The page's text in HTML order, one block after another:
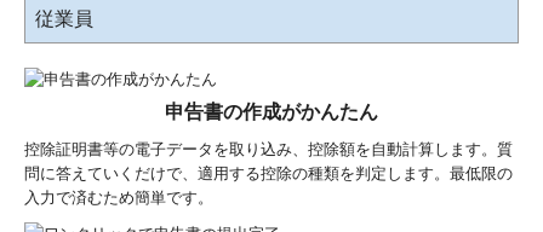
従業員
申告書の作成がかんたん
控除証明書等の電子データを取り込み、控除額を自動計算します。質
問に答えていくだけで、適用する控除の種類を判定します。最低限の
入力で済むため簡単です。